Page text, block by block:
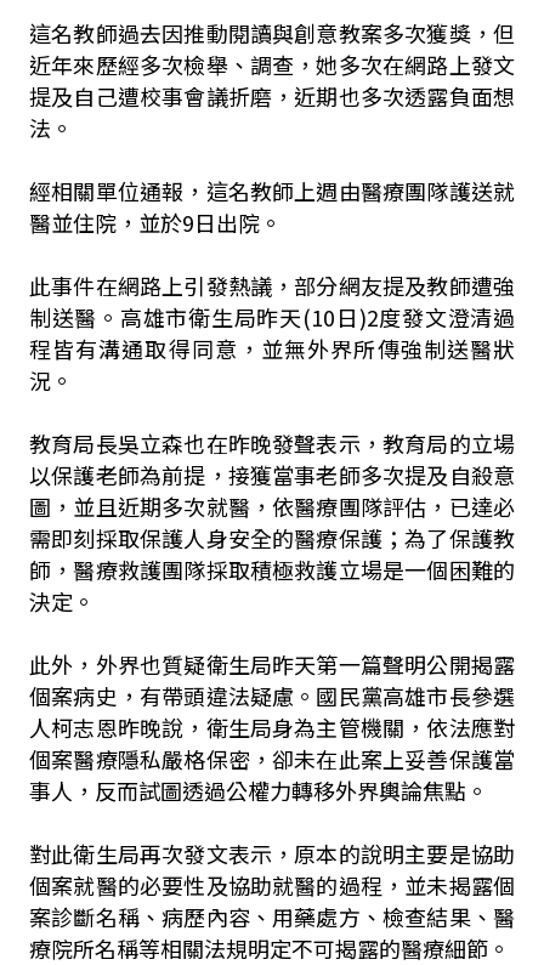
這名教師過去因推動閱讀與創意教案多次獲獎，但
近年來歷經多次檢舉、調查，她多次在網路上發文
提及自己遭校事會議折磨，近期也多次透露負面想
法。
經相關單位通報，這名教師上週由醫療團隊護送就
醫並住院，並於9日出院。
此事件在網路上引發熱議，部分網友提及教師遭強
制送醫。高雄市衛生局昨天(10日)2度發文澄清過
程皆有溝通取得同意，並無外界所傳強制送醫狀
況。
教育局長吳立森也在昨晚發聲表示，教育局的立場
以保護老師為前提，接獲當事老師多次提及自殺意
圖，並且近期多次就醫，依醫療團隊評估，已達必
需即刻採取保護人身安全的醫療保護；為了保護教
師，醫療救護團隊採取積極救護立場是一個困難的
決定。
此外，外界也質疑衛生局昨天第一篇聲明公開揭露
個案病史，有帶頭違法疑慮。國民黨高雄市長參選
人柯志恩昨晚說，衛生局身為主管機關，依法應對
個案醫療隱私嚴格保密，卻未在此案上妥善保護當
事人，反而試圖透過公權力轉移外界輿論焦點。
對此衛生局再次發文表示，原本的說明主要是協助
個案就醫的必要性及協助就醫的過程，並未揭露個
案診斷名稱、病歷內容、用藥處方、檢查結果、醫
療院所名稱等相關法規明定不可揭露的醫療細節。